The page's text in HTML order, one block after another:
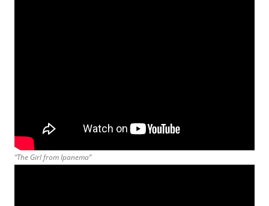
“The Girl from Ipanema”